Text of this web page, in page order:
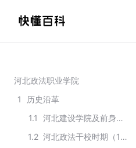
河北政法职业学院
1
历史沿革
1.1
河北建设学院及前身时期（1945-1954）
1.2
河北政法干校时期（1954-1983）